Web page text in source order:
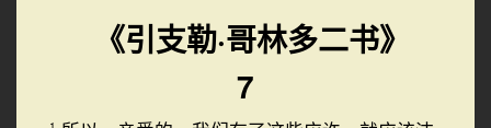
《引支勒·哥林多二书》
7